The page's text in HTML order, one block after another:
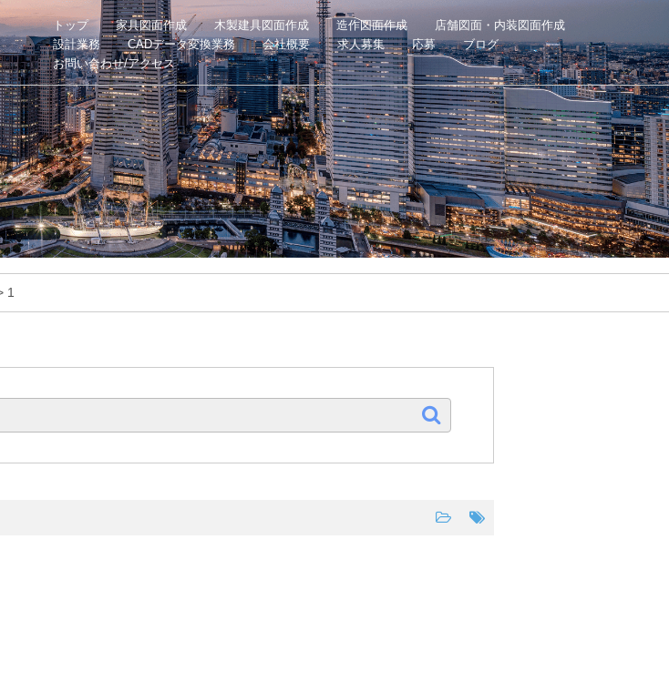
トップ 家具図面作成 木製建具図面作成 造作図面作成
店舗図面・内装図面作成
設計業務
CADデータ変換業務 会社概要 求人募集 応募
ブログ
お問い合わせ/アクセス
Set up
1